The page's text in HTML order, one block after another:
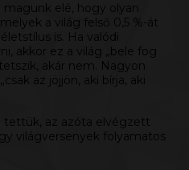
magunk elé, hogy olyan
a világ felső 0,5 %-át
is. Ha valódi
akkor ez a világ „bele fog
akár nem. Nagyon
az jöjjön, aki bírja, aki
tettük, az azóta elvégzett
világversenyek folyamatos